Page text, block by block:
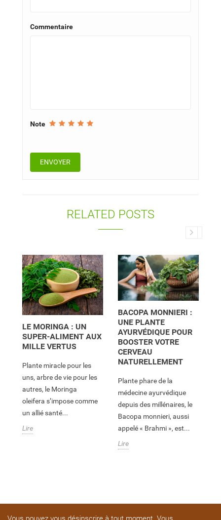
Commentaire
Note
RELATED POSTS
LE MORINGA : UN
SUPER-ALIMENT AUX
MILLE VERTUS
Plante miracle pour les
uns, arbre de vie pour les
autres, le Moringa
oleifera s’impose comme
un allié santé...
Lire
BACOPA MONNIERI :
UNE PLANTE
AYURVÉDIQUE POUR
BOOSTER VOTRE
CERVEAU
NATURELLEMENT
Plante phare de la
médecine ayurvédique
depuis des millénaires, le
Bacopa monnieri, aussi
appelé « Brahmi », est...
Lire